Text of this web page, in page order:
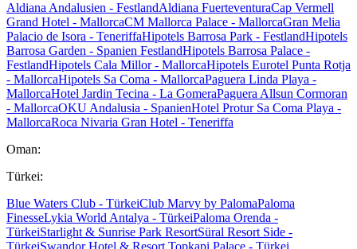
Aldiana Andalusien - FestlandAldiana FuerteventuraCap Vermell
Grand Hotel - MallorcaCM Mallorca Palace - MallorcaGran Melia
Palacio de Isora - TeneriffaHipotels Barrosa Park - FestlandHipotels
Barrosa Garden - Spanien FestlandHipotels Barrosa Palace -
FestlandHipotels Cala Millor - MallorcaHipotels Eurotel Punta Rotja
- MallorcaHipotels Sa Coma - MallorcaPaguera Linda Playa -
MallorcaHotel Jardin Tecina - La GomeraPaguera Allsun Cormoran
- MallorcaOKU Andalusia - SpanienHotel Protur Sa Coma Playa -
MallorcaRoca Nivaria Gran Hotel - Teneriffa
Oman:
Türkei:
Blue Waters Club - TürkeiClub Marvy by PalomaPaloma
FinesseLykia World Antalya - TürkeiPaloma Orenda -
TürkeiStarlight & Sunrise Park ResortSüral Resort Side -